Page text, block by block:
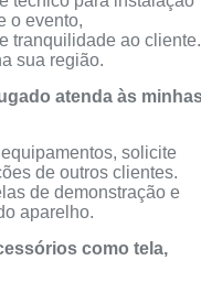
o evento,
tranquilidade ao cliente.
sua região.
atenda às
solicite
de outros clientes.
de demonstração e
aparelho.
como tela,